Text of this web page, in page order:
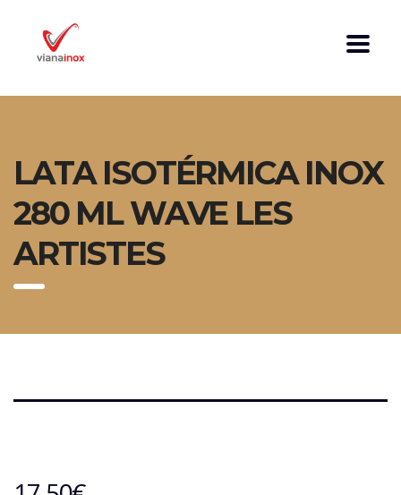
LATA ISOTÉRMICA INOX
280 ML WAVE LES
ARTISTES